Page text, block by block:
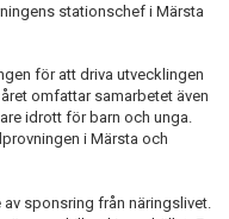
stationschef i Märsta
för att driva utvecklingen
omfattar samarbetet även
idrott för barn och unga.
i Märsta och
sponsring från näringslivet.